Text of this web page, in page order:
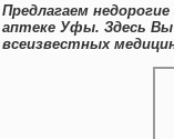
Предлагаем
аптеке Уфы. Здесь
всеизвестных